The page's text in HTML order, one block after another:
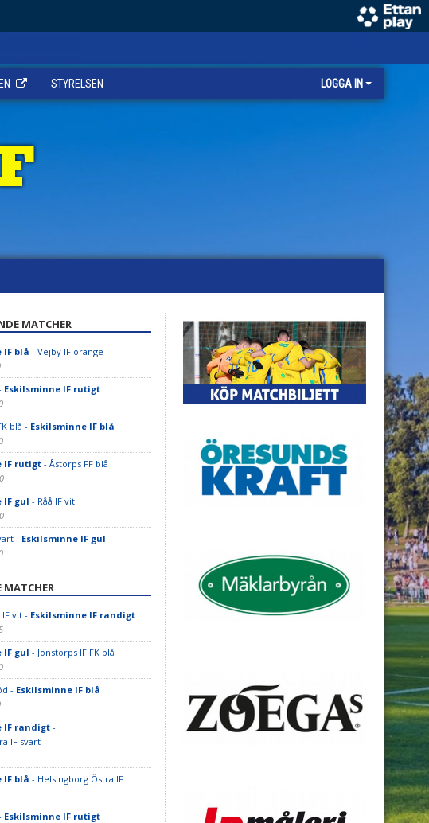
STYRELSEN LOGGA IN
MATCHER
IF blå - Vejby IF orange
Eskilsminne IF rutigt
blå - Eskilsminne IF blå
IF rutigt- Åstorps FF blå
IF gul - Råå IF vit
- Eskilsminne IF gul
MATCHER
vit - Eskilsminne IF randigt
IF gul - Jonstorps IF FK blå
- Eskilsminne IF blå
IF randigt-
IF svart
IF blå - Helsingborg Östra IF
Eskilsminne IF rutigt